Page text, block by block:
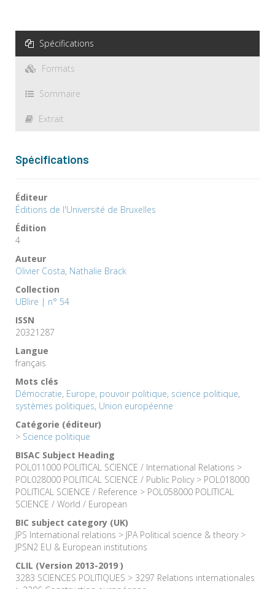
Spécifications
Formats
Sommaire
Extrait
Spécifications
Éditeur
Éditions de l'Université de Bruxelles
Édition
4
Auteur
Olivier Costa, Nathalie Brack
Collection
UBlire | n° 54
ISSN
20321287
Langue
français
Mots clés
Démocratie, Europe, pouvoir politique, science politique,
systèmes politiques, Union européenne
Catégorie (éditeur)
> Science politique
BISAC Subject Heading
POL011000 POLITICAL SCIENCE / International Relations >
POL028000 POLITICAL SCIENCE / Public Policy > POL018000
POLITICAL SCIENCE / Reference > POL058000 POLITICAL
SCIENCE / World / European
BIC subject category (UK)
JPS International relations > JPA Political science & theory >
JPSN2 EU & European institutions
CLIL (Version 2013-2019 )
3283 SCIENCES POLITIQUES > 3297 Relations internationales